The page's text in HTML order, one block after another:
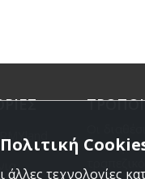
είναι η
Πολιτική
τεχνολογίες